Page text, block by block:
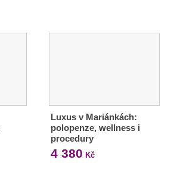
Luxus v Mariánkách:
polopenze, wellness i
procedury
4 380 Kč